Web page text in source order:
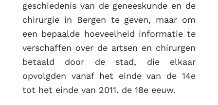
geschiedenis van de geneeskunde en de
chirurgie in Bergen te geven, maar om
een bepaalde hoeveelheid informatie te
verschaffen over de artsen en chirurgen
betaald door de stad, die elkaar
opvolgden vanaf het einde van de 14e
tot het einde van 2011. de 18e eeuw.